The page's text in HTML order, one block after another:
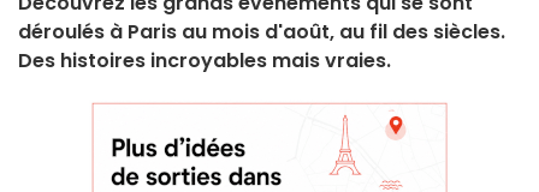
déroulés à Paris au mois d'août, au fil des siècles.
Des histoires incroyables mais vraies.